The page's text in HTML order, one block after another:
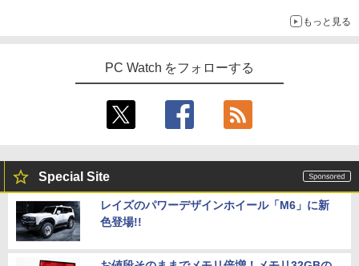
もっと見る
PC Watch をフォローする
Special Site
レイズのパワーデザインホイール「M6」に新
色登場!!